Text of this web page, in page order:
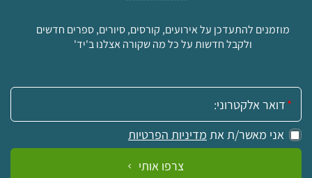
מוזמנים להתעדכן על אירועים, קורסים, סיורים, ספרים חדשים
ולקבל חדשות על כל מה שקורה אצלנו ב'יד'
אימייל:
אני מאשר/ת את מדיניות הפרטיות
צרפו אותי